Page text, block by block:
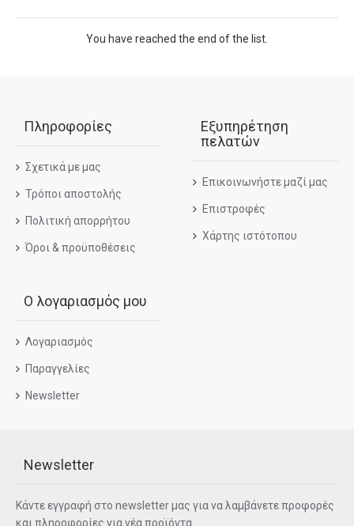
You have reached the end of the list.
Πληροφορίες
Σχετικά με μας
Τρόποι αποστολής
Πολιτική απορρήτου
Όροι & προϋποθέσεις
Εξυπηρέτηση
πελατών
Επικοινωνήστε μαζί μας
Επιστροφές
Χάρτης ιστότοπου
Ο λογαριασμός μου
Λογαριασμός
Παραγγελίες
Newsletter
Newsletter
Κάντε εγγραφή στο newsletter μας για να λαμβάνετε προφορές
και πληροφορίες για νέα προϊόντα